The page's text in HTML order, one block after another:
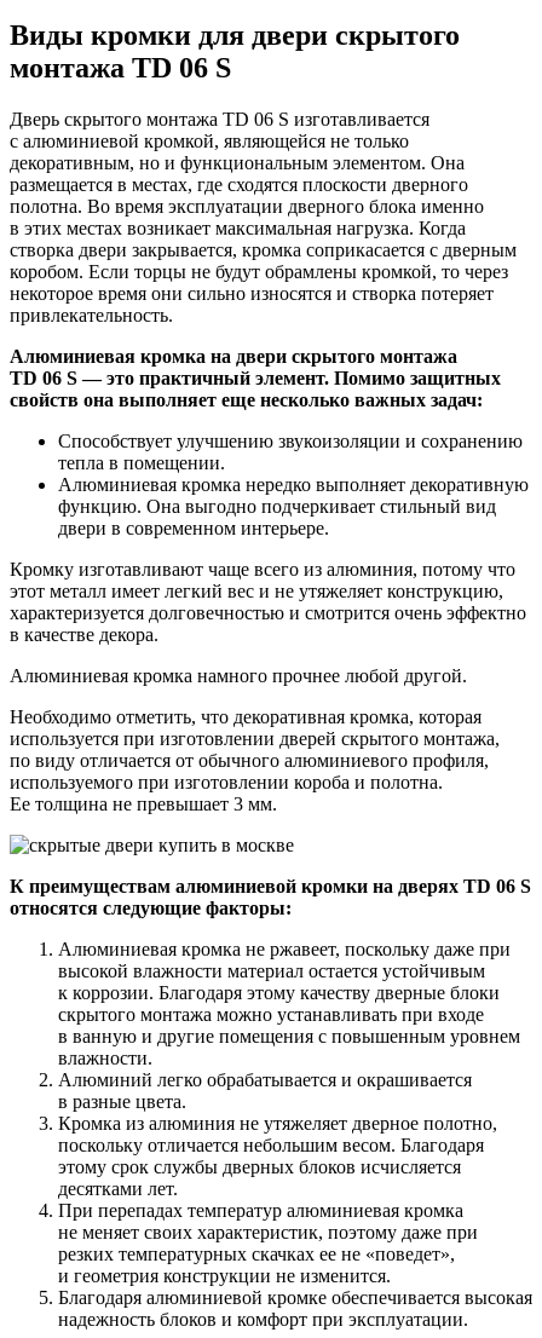
Виды кромки для двери скрытого
монтажа TD 06 S
Дверь скрытого монтажа TD 06 S изготавливается
с алюминиевой кромкой, являющейся не только
декоративным, но и функциональным элементом. Она
размещается в местах, где сходятся плоскости дверного
полотна. Во время эксплуатации дверного блока именно
в этих местах возникает максимальная нагрузка. Когда
створка двери закрывается, кромка соприкасается с дверным
коробом. Если торцы не будут обрамлены кромкой, то через
некоторое время они сильно износятся и створка потеряет
привлекательность.
Алюминиевая кромка на двери скрытого монтажа
TD 06 S — это практичный элемент. Помимо защитных
свойств она выполняет еще несколько важных задач:
Способствует улучшению звукоизоляции и сохранению
тепла в помещении.
Алюминиевая кромка нередко выполняет декоративную
функцию. Она выгодно подчеркивает стильный вид
двери в современном интерьере.
Кромку изготавливают чаще всего из алюминия, потому что
этот металл имеет легкий вес и не утяжеляет конструкцию,
характеризуется долговечностью и смотрится очень эффектно
в качестве декора.
Алюминиевая кромка намного прочнее любой другой.
Необходимо отметить, что декоративная кромка, которая
используется при изготовлении дверей скрытого монтажа,
по виду отличается от обычного алюминиевого профиля,
используемого при изготовлении короба и полотна.
Ее толщина не превышает 3 мм.
К преимуществам алюминиевой кромки на дверях TD 06 S
относятся следующие факторы:
Алюминиевая кромка не ржавеет, поскольку даже при
высокой влажности материал остается устойчивым
к коррозии. Благодаря этому качеству дверные блоки
скрытого монтажа можно устанавливать при входе
в ванную и другие помещения с повышенным уровнем
влажности.
Алюминий легко обрабатывается и окрашивается
в разные цвета.
Кромка из алюминия не утяжеляет дверное полотно,
поскольку отличается небольшим весом. Благодаря
этому срок службы дверных блоков исчисляется
десятками лет.
При перепадах температур алюминиевая кромка
не меняет своих характеристик, поэтому даже при
резких температурных скачках ее не «поведет»,
и геометрия конструкции не изменится.
Благодаря алюминиевой кромке обеспечивается высокая
надежность блоков и комфорт при эксплуатации.